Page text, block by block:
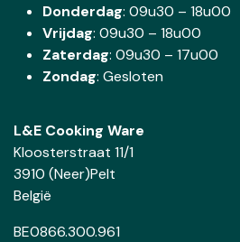
Donderdag: 09u30 – 18u00
Vrijdag: 09u30 – 18u00
Zaterdag: 09u30 – 17u00
Zondag: Gesloten
L&E Cooking Ware
Kloosterstraat 11/1
3910 (Neer)Pelt
België
BE0866.300.961